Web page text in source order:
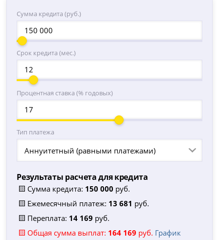
Сумма кредита (руб.)
Срок кредита (мес.)
Процентная ставка (% годовых)
Тип платежа
Аннуитетный (равными платежами)
Результаты расчета для кредита
🟨 Сумма кредита: 150 000 руб.
🟨 Ежемесячный платеж: 13 681 руб.
🟨 Переплата: 14 169 руб.
🟨 Общая сумма выплат: 164 169 руб. График